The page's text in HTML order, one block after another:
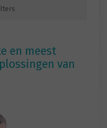
en meest
van